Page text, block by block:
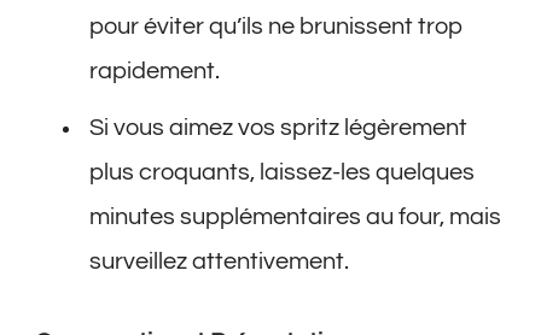
pour éviter qu’ils ne brunissent trop
rapidement.
Si vous aimez vos spritz légèrement
plus croquants, laissez-les quelques
minutes supplémentaires au four, mais
surveillez attentivement.